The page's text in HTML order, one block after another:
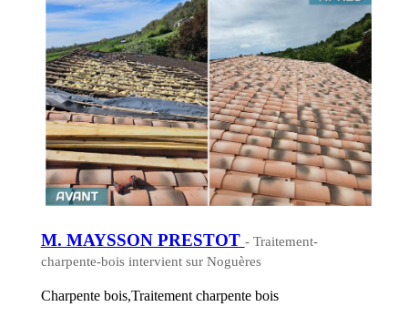
M. MAYSSON PRESTOT - Traitement-
charpente-bois intervient sur Noguères
Charpente bois,Traitement charpente bois